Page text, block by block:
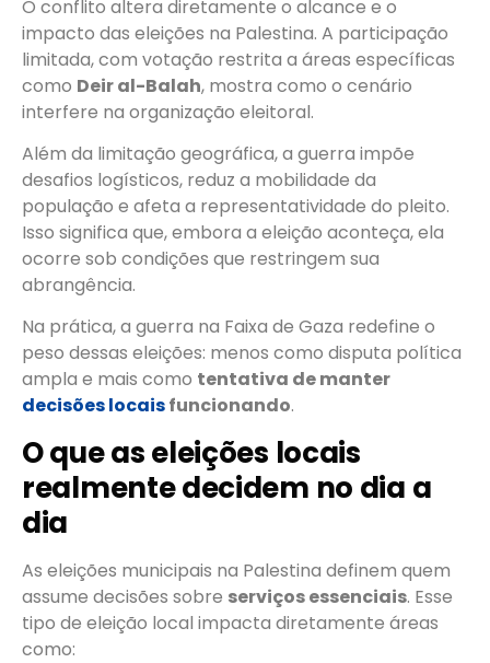
O conflito altera diretamente o alcance e o
impacto das eleições na Palestina. A participação
limitada, com votação restrita a áreas específicas
como Deir al-Balah, mostra como o cenário
interfere na organização eleitoral.
Além da limitação geográfica, a guerra impõe
desafios logísticos, reduz a mobilidade da
população e afeta a representatividade do pleito.
Isso significa que, embora a eleição aconteça, ela
ocorre sob condições que restringem sua
abrangência.
Na prática, a guerra na Faixa de Gaza redefine o
peso dessas eleições: menos como disputa política
ampla e mais como tentativa de manter
decisões locaisfuncionando.
O que as eleições locais
realmente decidem no dia a
dia
As eleições municipais na Palestina definem quem
assume decisões sobre serviços essenciais. Esse
tipo de eleição local impacta diretamente áreas
como: